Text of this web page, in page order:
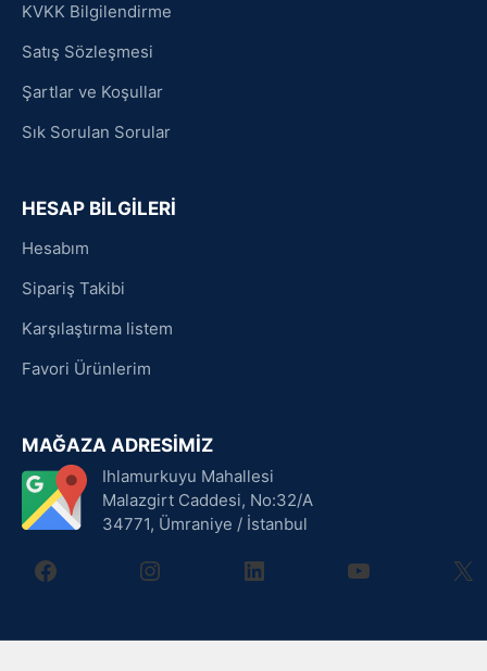
KVKK Bilgilendirme
Satış Sözleşmesi
Şartlar ve Koşullar
Sık Sorulan Sorular
HESAP BİLGİLERİ
Hesabım
Sipariş Takibi
Karşılaştırma listem
Favori Ürünlerim
MAĞAZA ADRESİMİZ
Ihlamurkuyu Mahallesi
Malazgirt Caddesi, No:32/A
34771, Ümraniye / İstanbul
facebookinstagramlinkedin youtube X